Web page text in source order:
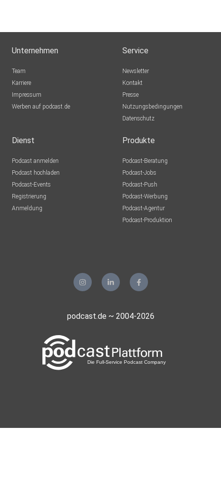
Unternehmen
Team
Karriere
Impressum
Werben auf podcast.de
Service
Newsletter
Kontakt
Presse
Nutzungsbedingungen
Datenschutz
Dienst
Podcast anmelden
Podcast hochladen
Podcast-Events
Registrierung
Anmeldung
Produkte
Podcast-Beratung
Podcast-Jobs
Podcast-Push
Podcast-Werbung
Podcast-Agentur
Podcast-Produktion
podcast.de ~ 2004-2026